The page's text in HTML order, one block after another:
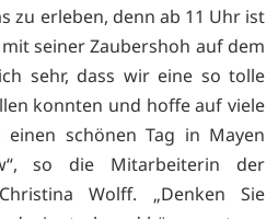
zu erleben, denn ab 11 Uhr ist
seiner Zaubershoh auf dem
sehr, dass wir eine so tolle
konnten und hoffe auf viele
schönen Tag in Mayen
so die Mitarbeiterin der
Wolff. „Denken Sie